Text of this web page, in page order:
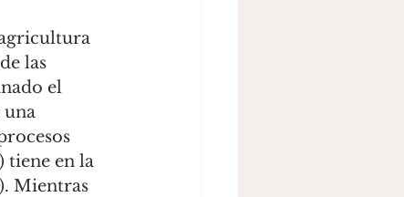
las
el
una
tiene en la
Mientras